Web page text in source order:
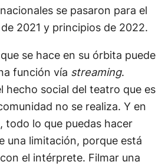
se pasaron para el
2021 y principios de 2022.
se hace en su órbita puede
función vía streaming.
hecho social del teatro que es
no se realiza. Y en
lo que puedas hacer
una limitación, porque está
el intérprete. Filmar una